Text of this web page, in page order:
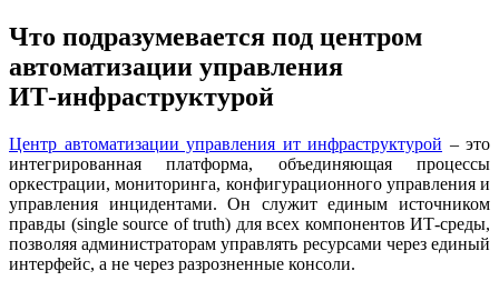
Что подразумевается под центром
автоматизации управления
ИТ‑инфраструктурой
Центр автоматизации управления ит инфраструктурой – это
интегрированная платформа, объединяющая процессы
оркестрации, мониторинга, конфигурационного управления и
управления инцидентами. Он служит единым источником
правды (single source of truth) для всех компонентов ИТ‑среды,
позволяя администраторам управлять ресурсами через единый
интерфейс, а не через разрозненные консоли.